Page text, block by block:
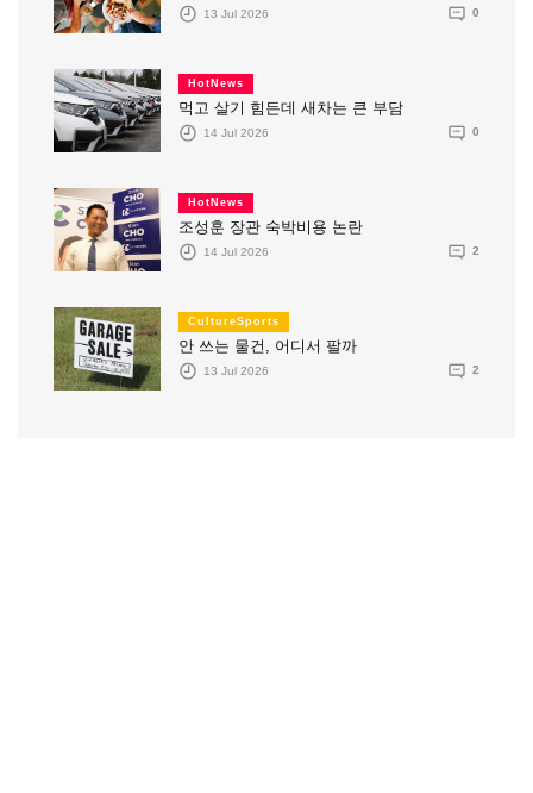
13 Jul 2026 0
HotNews
먹고 살기 힘든데 새차는 큰 부담
14 Jul 2026 0
HotNews
조성훈 장관 숙박비용 논란
14 Jul 2026 2
CultureSports
안 쓰는 물건, 어디서 팔까
13 Jul 2026 2